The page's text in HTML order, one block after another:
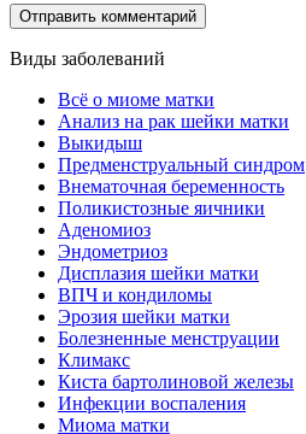
Виды заболеваний
Всё о миоме матки
Анализ на рак шейки матки
Выкидыш
Предменструальный синдром
Внематочная беременность
Поликистозные яичники
Аденомиоз
Эндометриоз
Дисплазия шейки матки
ВПЧ и кондиломы
Эрозия шейки матки
Болезненные менструации
Климакс
Киста бартолиновой железы
Инфекции воспаления
Миома матки